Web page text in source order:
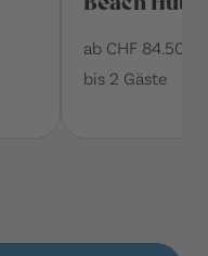
ab CHF 84.50
bis 2 Gäste